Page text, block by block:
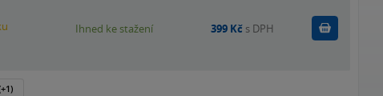
Ihned ke stažení 399 Kč s DPH Koupit